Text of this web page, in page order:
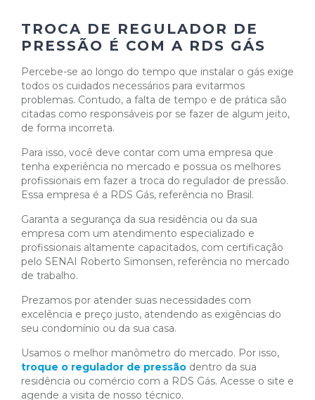
TROCA DE REGULADOR DE
PRESSÃO É COM A RDS GÁS
Percebe-se ao longo do tempo que instalar o gás exige
todos os cuidados necessários para evitarmos
problemas. Contudo, a falta de tempo e de prática são
citadas como responsáveis por se fazer de algum jeito,
de forma incorreta.
Para isso, você deve contar com uma empresa que
tenha experiência no mercado e possua os melhores
profissionais em fazer a troca do regulador de pressão.
Essa empresa é a RDS Gás, referência no Brasil.
Garanta a segurança da sua residência ou da sua
empresa com um atendimento especializado e
profissionais altamente capacitados, com certificação
pelo SENAI Roberto Simonsen, referência no mercado
de trabalho.
Prezamos por atender suas necessidades com
excelência e preço justo, atendendo as exigências do
seu condomínio ou da sua casa.
Usamos o melhor manômetro do mercado. Por isso,
troque o regulador de pressão dentro da sua
residência ou comércio com a RDS Gás. Acesse o site e
agende a visita de nosso técnico.